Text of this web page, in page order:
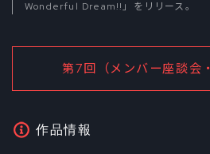
Wonderful Dream!!」をリリース。
第7回（メンバー座談会
作品情報